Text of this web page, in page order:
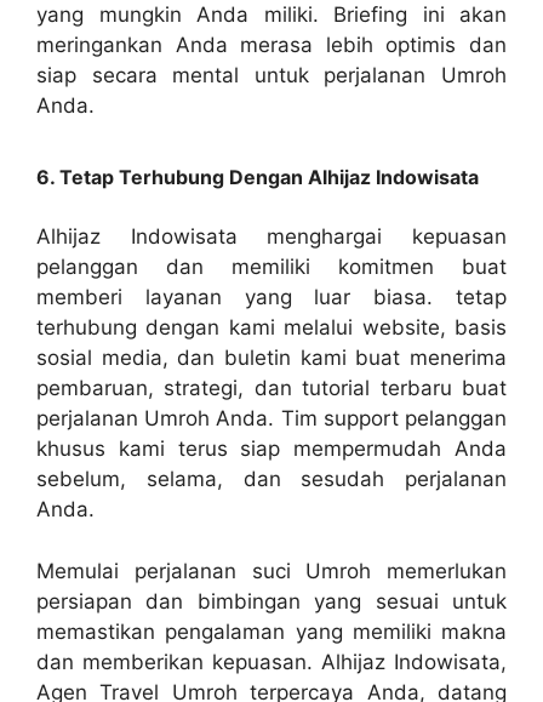
yang mungkin Anda miliki. Briefing ini akan
meringankan Anda merasa lebih optimis dan
siap secara mental untuk perjalanan Umroh
Anda.
6. Tetap Terhubung Dengan Alhijaz Indowisata
Alhijaz Indowisata menghargai kepuasan
pelanggan dan memiliki komitmen buat
memberi layanan yang luar biasa. tetap
terhubung dengan kami melalui website, basis
sosial media, dan buletin kami buat menerima
pembaruan, strategi, dan tutorial terbaru buat
perjalanan Umroh Anda. Tim support pelanggan
khusus kami terus siap mempermudah Anda
sebelum, selama, dan sesudah perjalanan
Anda.
Memulai perjalanan suci Umroh memerlukan
persiapan dan bimbingan yang sesuai untuk
memastikan pengalaman yang memiliki makna
dan memberikan kepuasan. Alhijaz Indowisata,
Agen Travel Umroh terpercaya Anda, datang